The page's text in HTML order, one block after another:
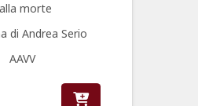
morte
di Andrea Serio
AAVV